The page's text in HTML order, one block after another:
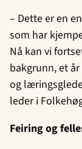
– Dette er en
som har
Nå kan vi
bakgrunn, et
og
leder i
Feiring og